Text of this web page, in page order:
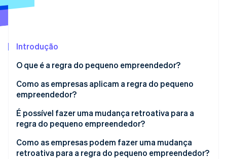
Stripe Sessions 2026
Assista agora
Introdução
O que é a regra do pequeno empreendedor?
Qual é a diferença entre um pequeno empreendedor
e uma pequena empresa?
Como as empresas aplicam a regra do pequeno
empreendedor?
É possível fazer uma mudança retroativa para a
regra do pequeno empreendedor?
Como as empresas podem fazer uma mudança
retroativa para a regra do pequeno empreendedor?